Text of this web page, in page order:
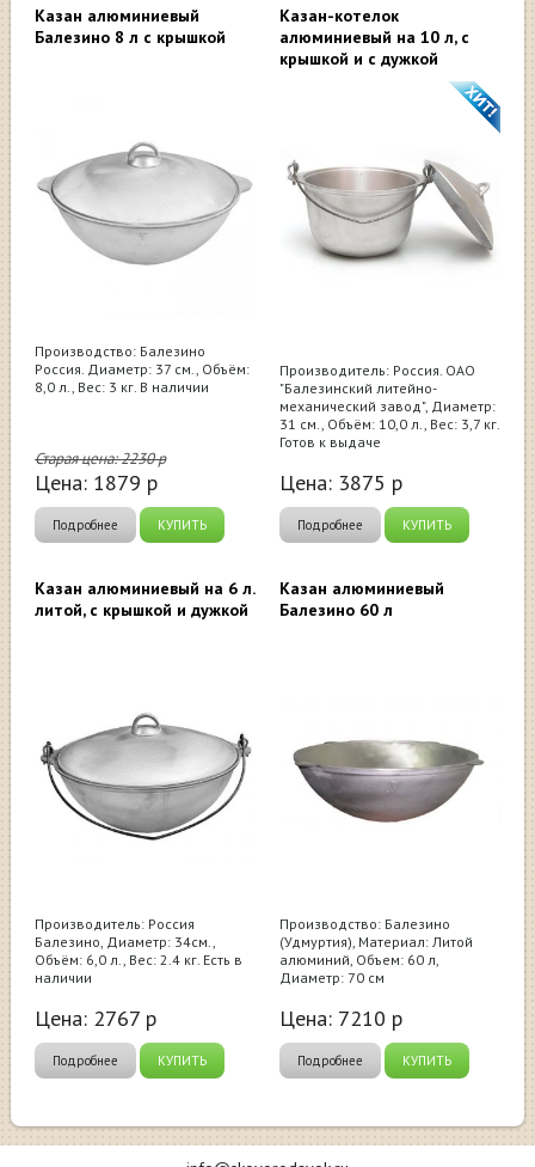
Казан алюминиевый
Балезино 8 л с крышкой
Производство: Балезино
Россия. Диаметр: 37 см., Объём:
8,0 л., Вес: 3 кг. В наличии
Старая цена:2230р
Цена: 1879 р
Подробнее КУПИТЬ
Казан-котелок
алюминиевый на 10 л, с
крышкой и с дужкой
Производитель: Россия. ОАО
"Балезинский литейно-
механический завод", Диаметр:
31 см., Объём: 10,0 л., Вес: 3,7 кг.
Готов к выдаче
Цена: 3875 р
Подробнее КУПИТЬ
Казан алюминиевый на 6 л.
литой, с крышкой и дужкой
Производитель: Россия
Балезино, Диаметр: 34см.,
Объём: 6,0 л., Вес: 2.4 кг. Есть в
наличии
Цена: 2767 р
Подробнее КУПИТЬ
Казан алюминиевый
Балезино 60 л
Производство: Балезино
(Удмуртия), Материал: Литой
алюминий, Объем: 60 л,
Диаметр: 70 см
Цена: 7210 р
Подробнее КУПИТЬ